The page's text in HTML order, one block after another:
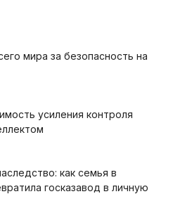
мира за безопасность на
усиления контроля
как семья в
госказавод в личную